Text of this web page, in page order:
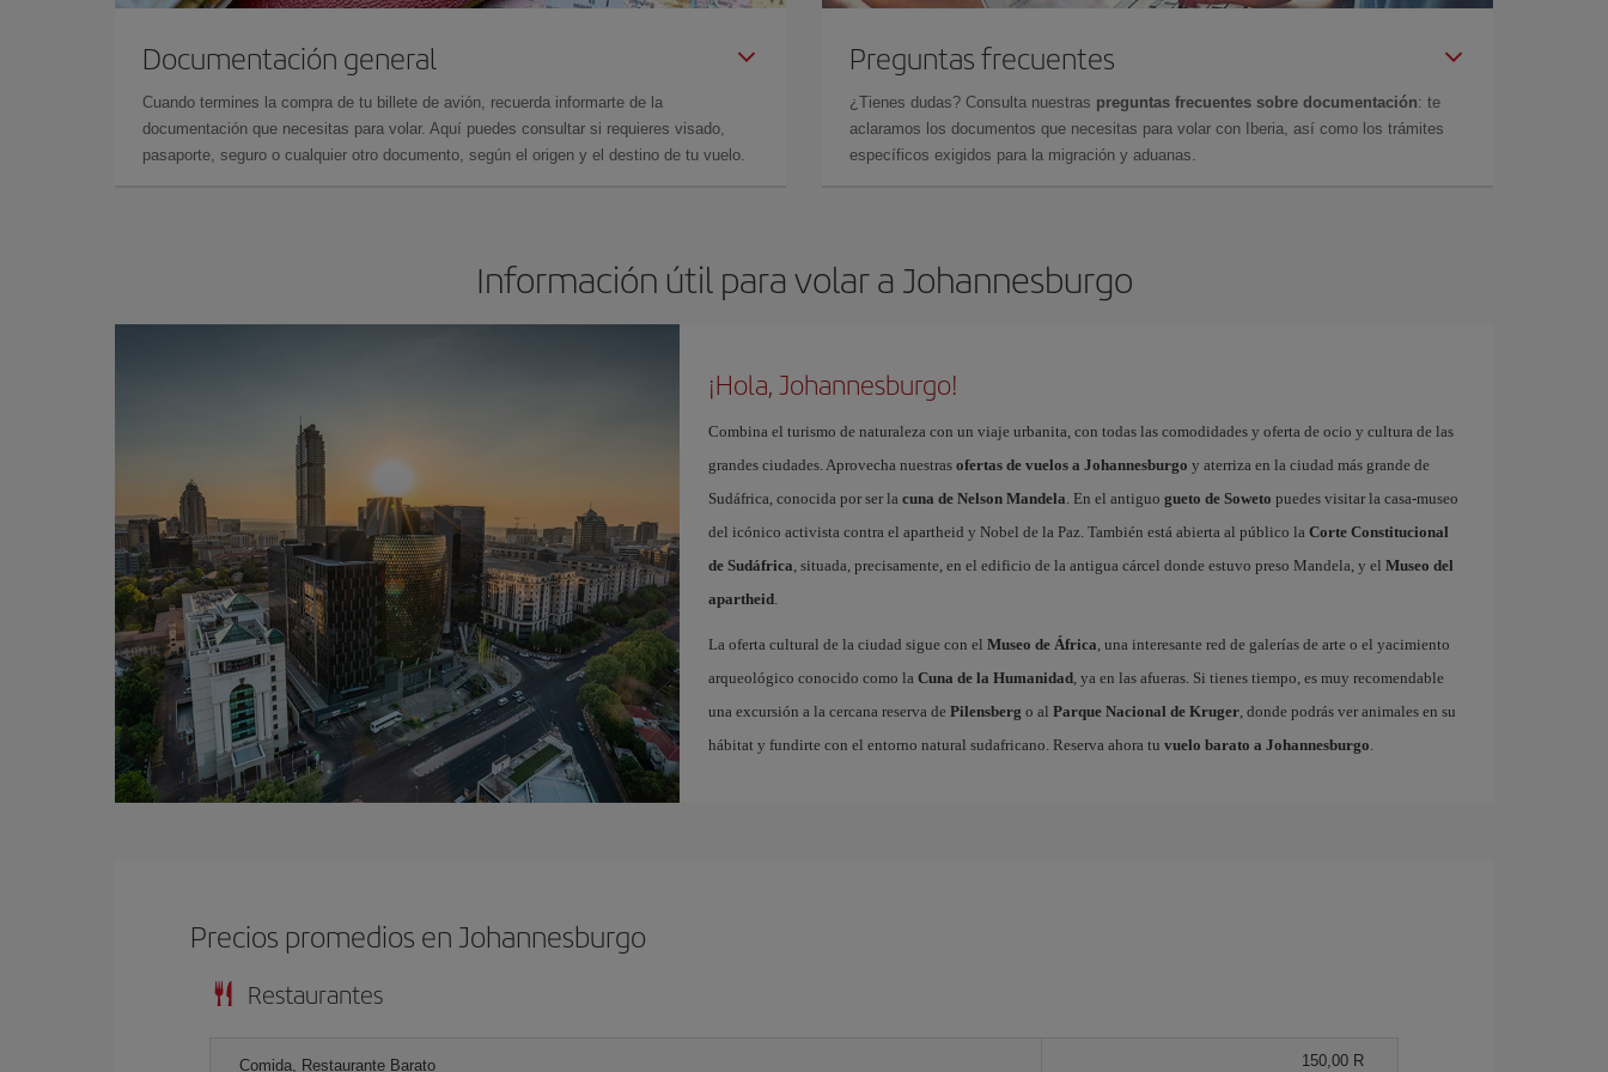
Documentación general
Cuando termines la compra de tu billete de avión, recuerda informarte de la
documentación que necesitas para volar. Aquí puedes consultar si requieres visado,
pasaporte, seguro o cualquier otro documento, según el origen y el destino de tu vuelo.
Preguntas frecuentes
¿Tienes dudas? Consulta nuestras preguntas frecuentes sobre documentación: te
aclaramos los documentos que necesitas para volar con Iberia, así como los trámites
específicos exigidos para la migración y aduanas.
Información útil para volar a Johannesburgo
¡Hola, Johannesburgo!
Combina el turismo de naturaleza con un viaje urbanita, con todas las comodidades y oferta de ocio y cultura de las
grandes ciudades. Aprovecha nuestras ofertas de vuelos a Johannesburgo y aterriza en la ciudad más grande de
Sudáfrica, conocida por ser la cuna de Nelson Mandela. En el antiguo gueto de Soweto puedes visitar la casa-museo
del icónico activista contra el apartheid y Nobel de la Paz. También está abierta al público la Corte Constitucional
de Sudáfrica, situada, precisamente, en el edificio de la antigua cárcel donde estuvo preso Mandela, y el Museo del
apartheid.
La oferta cultural de la ciudad sigue con el Museo de África, una interesante red de galerías de arte o el yacimiento
arqueológico conocido como la Cuna de la Humanidad, ya en las afueras. Si tienes tiempo, es muy recomendable
una excursión a la cercana reserva de Pilensberg o al Parque Nacional de Kruger, donde podrás ver animales en su
hábitat y fundirte con el entorno natural sudafricano. Reserva ahora tu vuelo barato a Johannesburgo.
Precios promedios en Johannesburgo
Restaurantes
Comida, Restaurante Barato 150,00 R